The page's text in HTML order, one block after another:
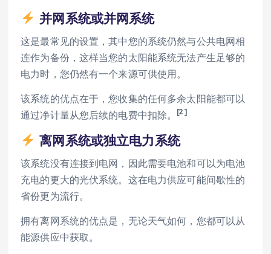
并网系统或并网系统
这是最常见的设置，其中您的系统仍然与公共电网相
连作为备份，这样当您的太阳能系统无法产生足够的
电力时，您仍然有一个来源可供使用。
该系统的优点在于，您收集的任何多余太阳能都可以
通过净计量从您后续的电费中扣除。
[2]
离网系统或独立电力系统
该系统没有连接到电网，因此需要电池和可以为电池
充电的更大的光伏系统。这在电力供应可能间歇性的
省份更为流行。
拥有离网系统的优点是，无论天气如何，您都可以从
能源供应中获取。